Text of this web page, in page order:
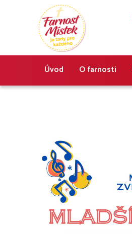
Úvod O farnosti